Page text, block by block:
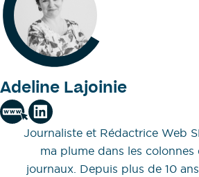
Adeline Lajoinie
Journaliste et Rédactrice Web
ma plume dans les
journaux. Depuis plus de 10